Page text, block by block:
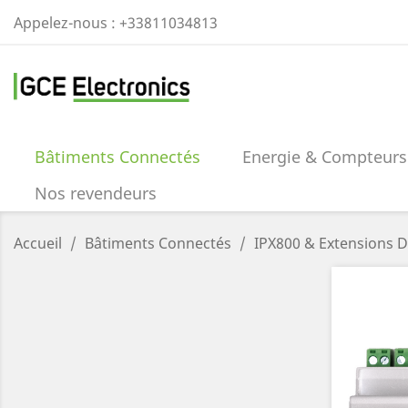
Appelez-nous : +33811034813
Bâtiments Connectés
Energie & Compteurs
Nos revendeurs
Accueil Bâtiments Connectés IPX800 & Extensions